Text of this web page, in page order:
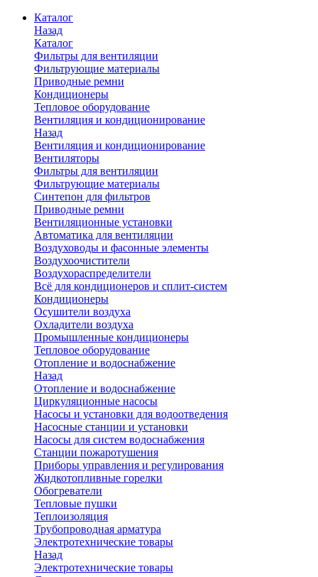
Каталог
Назад
Каталог
Фильтры для вентиляции
Фильтрующие материалы
Приводные ремни
Кондиционеры
Тепловое оборудование
Вентиляция и кондиционирование
Назад
Вентиляция и кондиционирование
Вентиляторы
Фильтры для вентиляции
Фильтрующие материалы
Синтепон для фильтров
Приводные ремни
Вентиляционные установки
Автоматика для вентиляции
Воздуховоды и фасонные элементы
Воздухоочистители
Воздухораспределители
Всё для кондиционеров и сплит-систем
Кондиционеры
Осушители воздуха
Охладители воздуха
Промышленные кондиционеры
Тепловое оборудование
Отопление и водоснабжение
Назад
Отопление и водоснабжение
Циркуляционные насосы
Насосы и установки для водоотведения
Насосные станции и установки
Насосы для систем водоснабжения
Станции пожаротушения
Приборы управления и регулирования
Жидкотопливные горелки
Обогреватели
Тепловые пушки
Теплоизоляция
Трубопроводная арматура
Электротехнические товары
Назад
Электротехнические товары